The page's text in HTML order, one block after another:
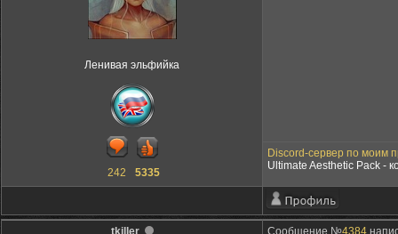
Ленивая эльфийка
242 5335
Discord-сервер по моим
Ultimate Aesthetic Pack -
tkiller Сообщение №4384